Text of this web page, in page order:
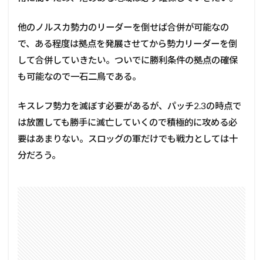
他のノルスカ勢力のリーダーを倒せば合併が可能なの
で、ある程度は拠点を発展させてから勢力リーダーを倒
して合併していきたい。ついでに勝利条件の拠点の確保
も可能なので一石二鳥である。
キスレフ勢力を滅ぼす必要があるが、パッチ2.3の時点で
は放置しても勝手に滅亡していくので積極的に攻める必
要はあまりない。スロッグの軍だけでも戦力としては十
分だろう。